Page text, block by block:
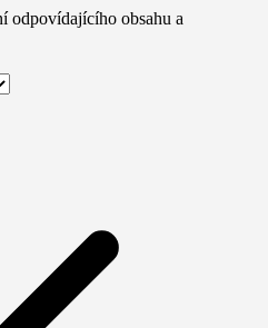
odpovídajícího obsahu a